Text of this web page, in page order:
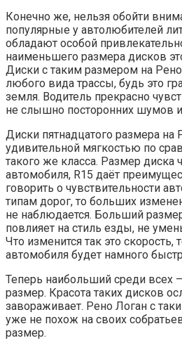
Конечно же, нельзя обойти
популярные у автолюбителей
обладают особой
наименьшего размера дисков
Диски с таким размером на
любого вида трассы, будь это
земля. Водитель прекрасно
не слышно посторонних шумов
Диски пятнадцатого размера
удивительной мягкостью по
такого же класса. Размер диска
автомобиля, R15 даёт
говорить о чувствительности
типам дорог, то больших
не наблюдается. Больший
повлияет на стиль езды, не
Что изменится так это скорость,
автомобиля будет намного
Теперь наибольший среди всех
размер. Красота таких дисков
завораживает. Рено Логан с
уже не похож на своих
размер.